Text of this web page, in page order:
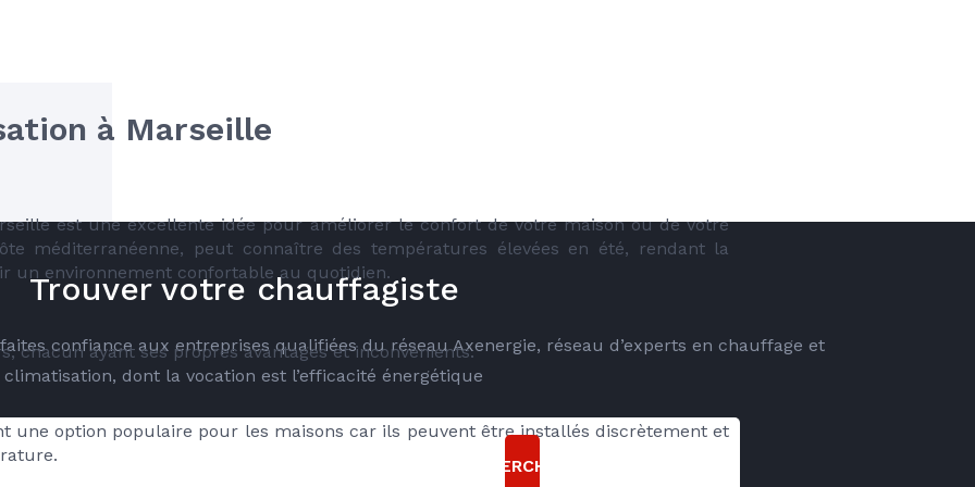
à Marseille
est une excellente idée pour améliorer le confort de votre maison ou de votre
méditerranéenne, peut connaître des températures élevées en été, rendant la
un environnement confortable au quotidien.
chacun ayant ses propres avantages et inconvénients.
une option populaire pour les maisons car ils peuvent être installés discrètement et
Trouver votre chauffagiste
confiance aux entreprises qualifiées du réseau Axenergie, réseau d’experts en chauffage et
climatisation, dont la vocation est l’efficacité énergétique
RECHERCHER